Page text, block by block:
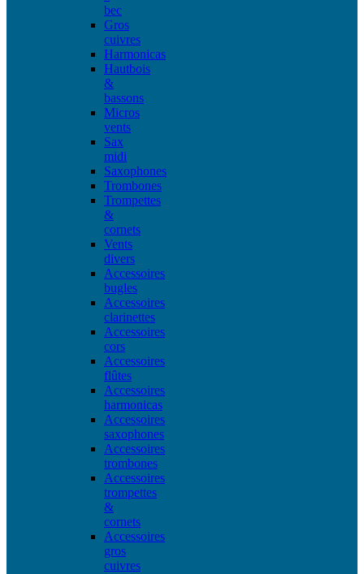
bec
Gros
cuivres
Harmonicas
Hautbois
&
bassons
Micros
vents
Sax
midi
Saxophones
Trombones
Trompettes
&
cornets
Vents
divers
Accessoires
bugles
Accessoires
clarinettes
Accessoires
cors
Accessoires
flûtes
Accessoires
harmonicas
Accessoires
saxophones
Accessoires
trombones
Accessoires
trompettes
&
cornets
Accessoires
gros
cuivres